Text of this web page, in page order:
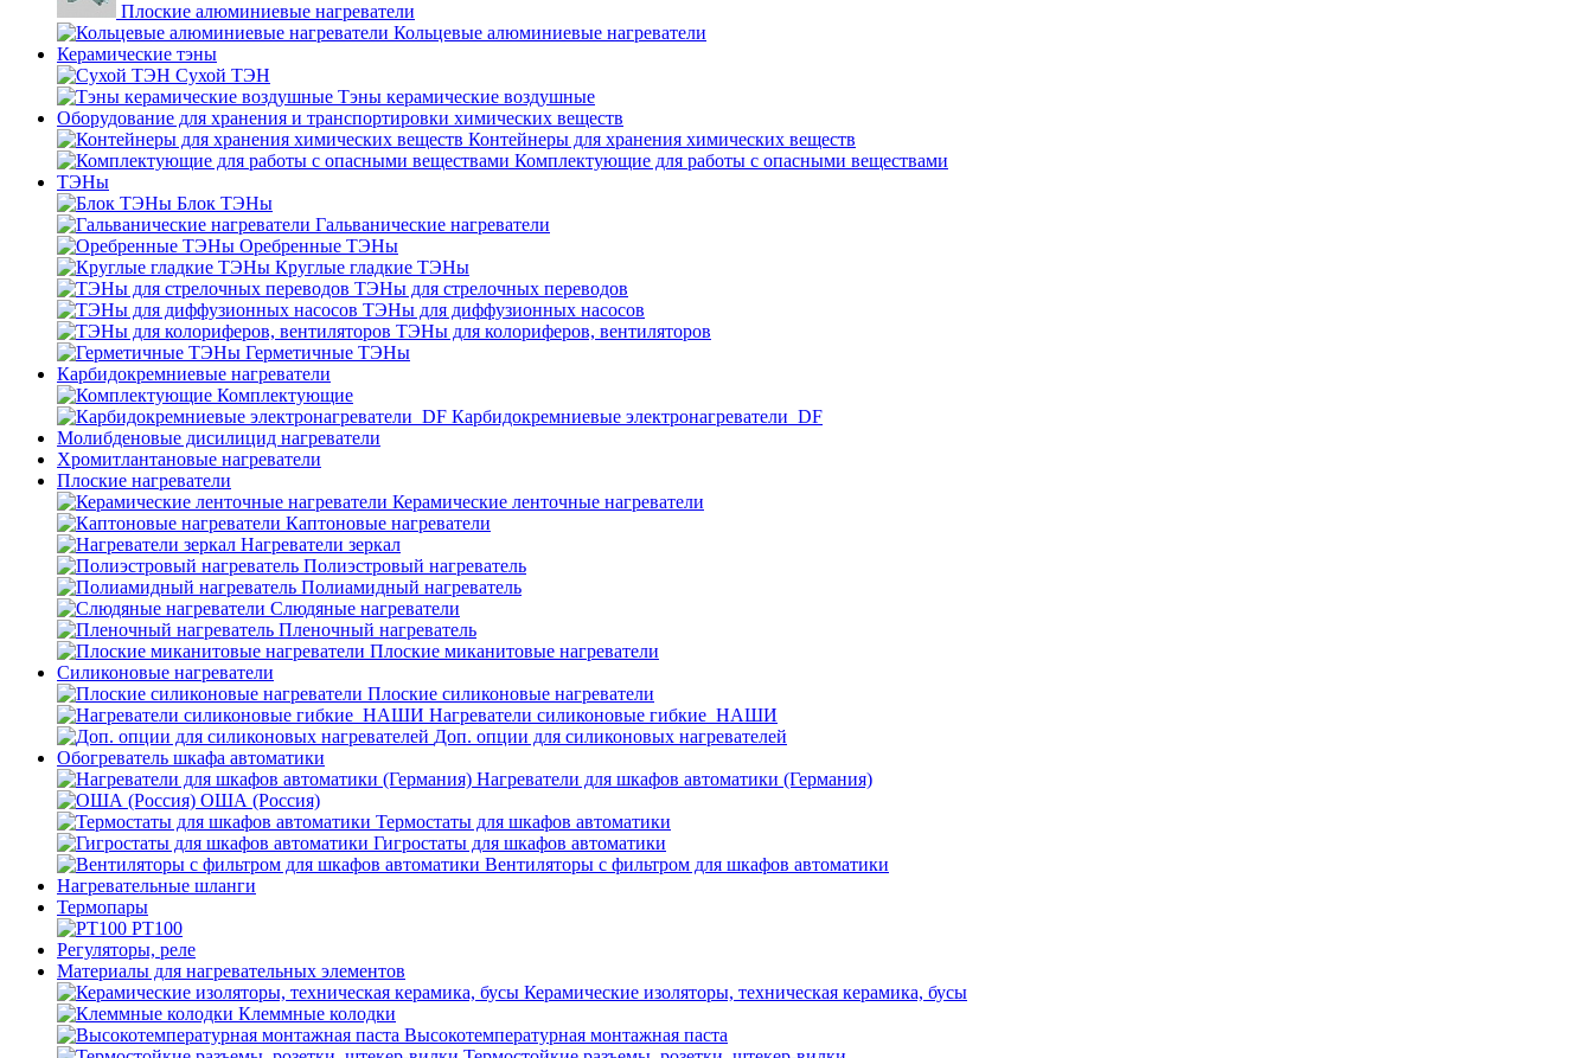
Плоские алюминиевые нагреватели
Кольцевые алюминиевые нагреватели
Керамические тэны
Сухой ТЭН
Тэны керамические воздушные
Оборудование для хранения и транспортировки химических веществ
Контейнеры для хранения химических веществ
Комплектующие для работы с опасными веществами
ТЭНы
Блок ТЭНы
Гальванические нагреватели
Оребренные ТЭНы
Круглые гладкие ТЭНы
ТЭНы для стрелочных переводов
ТЭНы для диффузионных насосов
ТЭНы для колориферов, вентиляторов
Герметичные ТЭНы
Карбидокремниевые нагреватели
Комплектующие
Карбидокремниевые электронагреватели_DF
Молибденовые дисилицид нагреватели
Хромитлантановые нагреватели
Плоские нагреватели
Керамические ленточные нагреватели
Каптоновые нагреватели
Нагреватели зеркал
Полиэстровый нагреватель
Полиамидный нагреватель
Слюдяные нагреватели
Пленочный нагреватель
Плоские миканитовые нагреватели
Силиконовые нагреватели
Плоские силиконовые нагреватели
Нагреватели силиконовые гибкие_НАШИ
Доп. опции для силиконовых нагревателей
Обогреватель шкафа автоматики
Нагреватели для шкафов автоматики (Германия)
ОША (Россия)
Термостаты для шкафов автоматики
Гигростаты для шкафов автоматики
Вентиляторы с фильтром для шкафов автоматики
Нагревательные шланги
Термопары
PT100
Регуляторы, реле
Материалы для нагревательных элементов
Керамические изоляторы, техническая керамика, бусы
Клеммные колодки
Высокотемпературная монтажная паста